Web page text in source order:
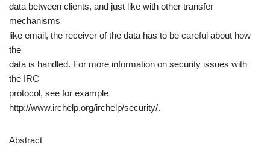
data between clients, and just like with other transfer
mechanisms
like email, the receiver of the data has to be careful about how
the
data is handled. For more information on security issues with
the IRC
protocol, see for example
http://www.irchelp.org/irchelp/security/.
Abstract